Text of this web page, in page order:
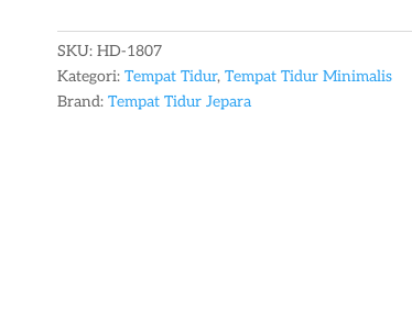
SKU: HD-1807
Kategori: Tempat Tidur, Tempat Tidur Minimalis
Brand: Tempat Tidur Jepara